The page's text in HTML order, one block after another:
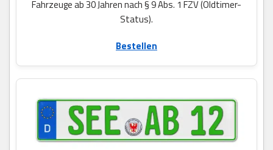
Fahrzeuge ab 30 Jahren nach § 9 Abs. 1 FZV (Oldtimer-
Status).
Bestellen